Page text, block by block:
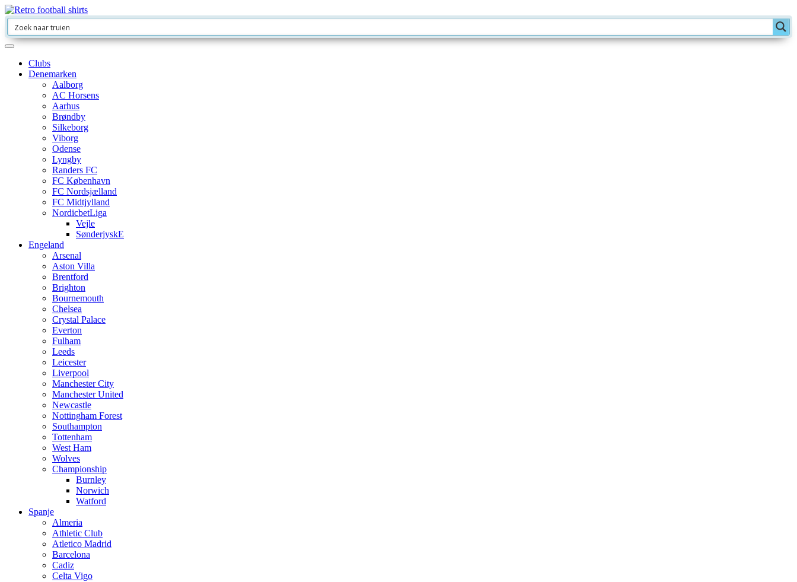
Clubs
Denemarken
Aalborg
AC Horsens
Aarhus
Brøndby
Silkeborg
Viborg
Odense
Lyngby
Randers FC
FC København
FC Nordsjælland
FC Midtjylland
NordicbetLiga
Vejle
SønderjyskE
Engeland
Arsenal
Aston Villa
Brentford
Brighton
Bournemouth
Chelsea
Crystal Palace
Everton
Fulham
Leeds
Leicester
Liverpool
Manchester City
Manchester United
Newcastle
Nottingham Forest
Southampton
Tottenham
West Ham
Wolves
Championship
Burnley
Norwich
Watford
Spanje
Almeria
Athletic Club
Atletico Madrid
Barcelona
Cadiz
Celta Vigo